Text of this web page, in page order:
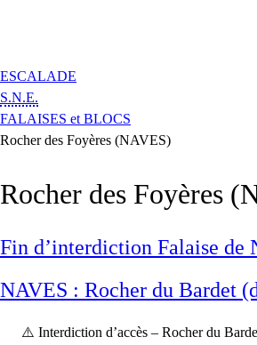
ESCALADE
S.N.E.
FALAISES et BLOCS
Rocher des Foyères (NAVES)
Rocher des Foyères
Fin d’interdiction Falaise de
NAVES : Rocher du Bardet
⚠️ Interdiction d’accès – Rocher du